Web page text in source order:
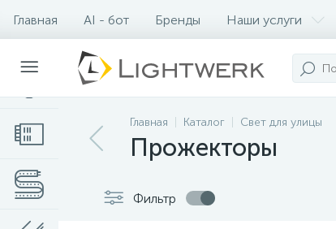
Главная AI - бот Бренды Наши услуги
Контакты
Главная Каталог Свет для улицы
Прожекторы
Фильтр